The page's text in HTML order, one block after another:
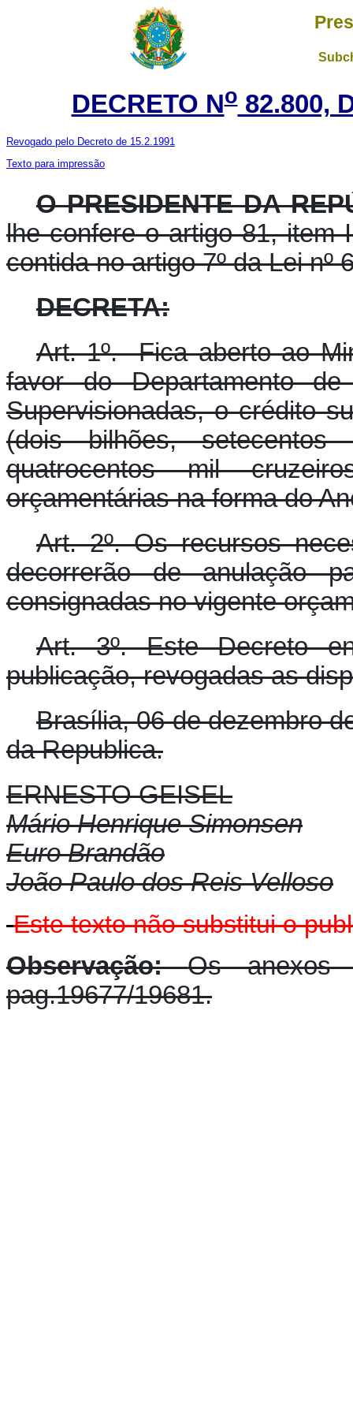
DECRETO No82.800,
Revogado pelo Decreto de 15.2.1991
Texto para impressão
O PRESIDENTE DA
lhe confere o artigo 81, item
contida no artigo 7º da Lei nº
DECRETA:
Art. 1º. Fica aberto ao
favor do Departamento de
Supervisionadas, o crédito
(dois bilhões,
quatrocentos mil
orçamentárias na forma do
Art. 2º. Os recursos
decorrerão de anulação
consignadas no vigente
Art. 3º. Este Decreto
publicação, revogadas as
Brasília, 06 de dezembro
da Republica.
ERNESTO GEISEL
Mário Henrique Simonsen
Euro Brandão
João Paulo dos Reis Velloso
Este texto não substitui o
Observação:Os anexos
pag.19677/19681.